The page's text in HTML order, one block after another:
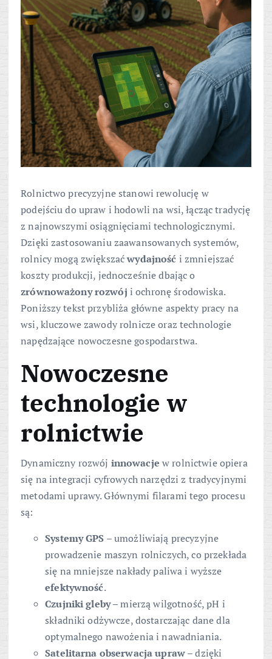
Rolnictwo precyzyjne stanowi rewolucję w
podejściu do upraw i hodowli na wsi, łącząc tradycję
z najnowszymi osiągnięciami technologicznymi.
Dzięki zastosowaniu zaawansowanych systemów,
rolnicy mogą zwiększaćwydajność i zmniejszać
koszty produkcji, jednocześnie dbając o
zrównoważony rozwój i ochronę środowiska.
Poniższy tekst przybliża główne aspekty pracy na
wsi, kluczowe zawody rolnicze oraz technologie
napędzające nowoczesne gospodarstwa.
Nowoczesne
technologie w
rolnictwie
Dynamiczny rozwój innowacje w rolnictwie opiera
się na integracji cyfrowych narzędzi z tradycyjnymi
metodami uprawy. Głównymi filarami tego procesu
są:
Systemy GPS – umożliwiają precyzyjne
prowadzenie maszyn rolniczych, co przekłada
się na mniejsze nakłady paliwa i wyższe
efektywność.
Czujniki gleby– mierzą wilgotność, pH i
składniki odżywcze, dostarczając dane dla
optymalnego nawożenia i nawadniania.
Satelitarna obserwacja upraw– dzięki